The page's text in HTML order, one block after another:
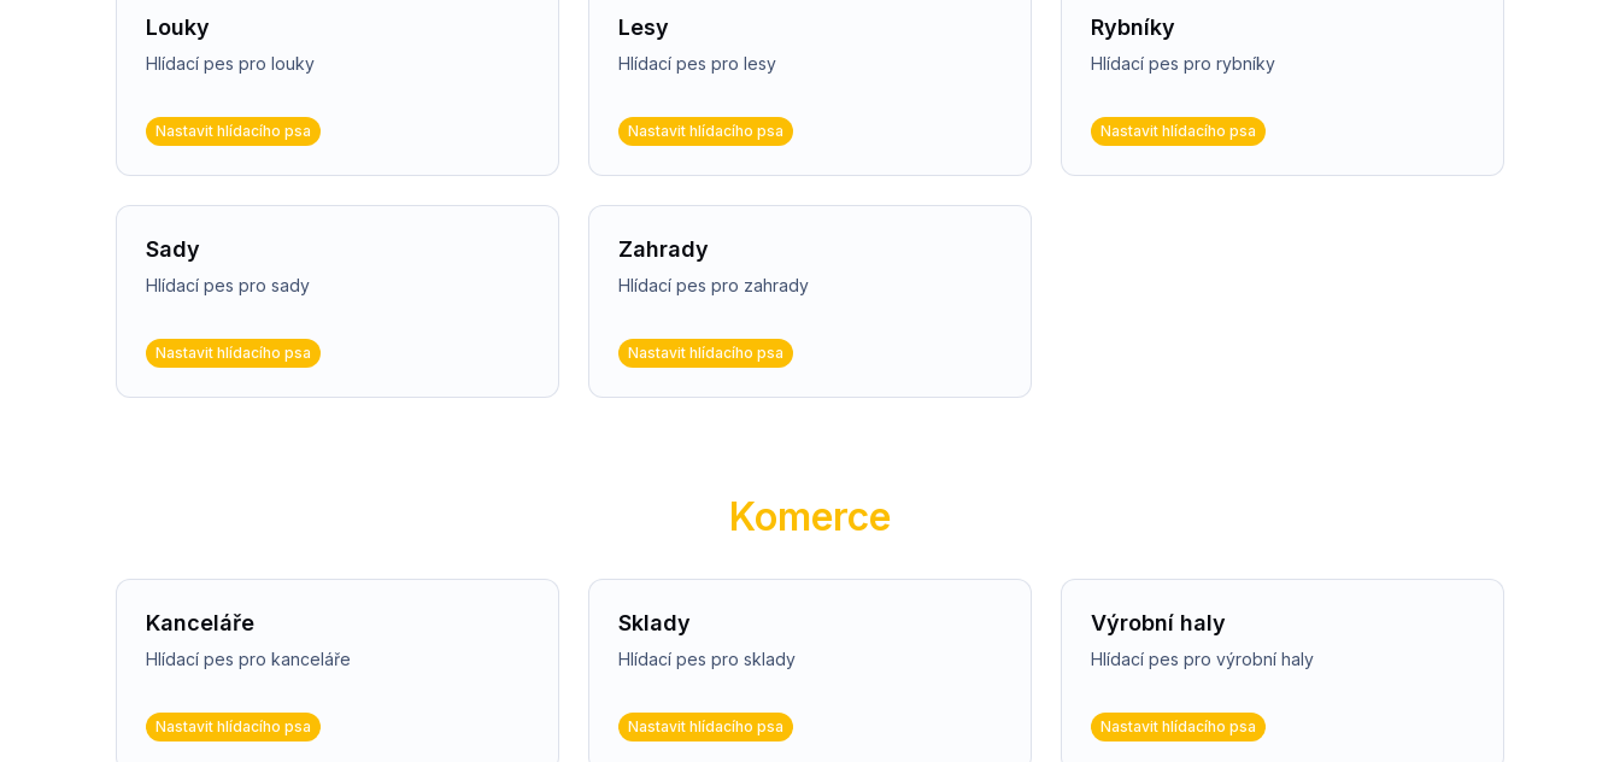
Louky
Hlídací pes pro louky
Nastavit hlídacího psa
Lesy
Hlídací pes pro lesy
Nastavit hlídacího psa
Rybníky
Hlídací pes pro rybníky
Nastavit hlídacího psa
Sady
Hlídací pes pro sady
Nastavit hlídacího psa
Zahrady
Hlídací pes pro zahrady
Nastavit hlídacího psa
Komerce
Kanceláře
Hlídací pes pro kanceláře
Nastavit hlídacího psa
Sklady
Hlídací pes pro sklady
Nastavit hlídacího psa
Výrobní haly
Hlídací pes pro výrobní haly
Nastavit hlídacího psa